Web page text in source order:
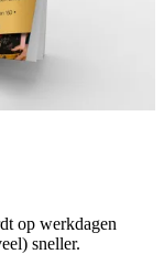
op werkdagen
sneller.